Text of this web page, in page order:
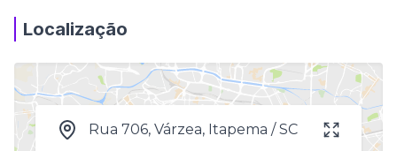
Localização
Rua 706, Várzea, Itapema / SC